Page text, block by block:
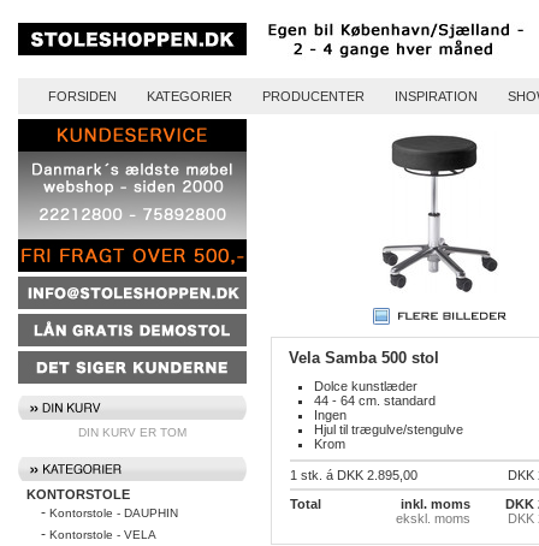
FORSIDEN KATEGORIER PRODUCENTER INSPIRATION
DIN KURV ER TOM
KONTORSTOLE
- Kontorstole - DAUPHIN
- Kontorstole - VELA
Vela Samba 500 stol
Dolce kunstlæder
44 - 64 cm. standard
Ingen
Hjul til trægulve/stengulve
Krom
1 stk. á DKK 2.895,00
DKK
Total
inkl. moms
DKK
ekskl. moms
DKK